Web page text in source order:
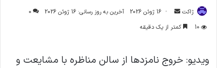
ژاکت
ارسال
ایمیل
16 ژوئن 2026 آخرین به روز رسانی: 16 ژوئن 2026
0
10
کمتر از یک دقیقه
ویدیو: خروج نامزدها از سالن مناظره با مشایعت و